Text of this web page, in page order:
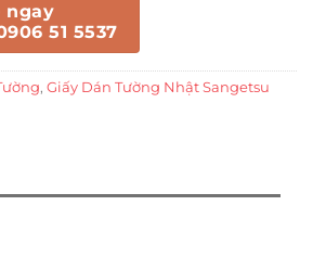
ngay
51 5537
, Giấy Dán Tường Nhật Sangetsu